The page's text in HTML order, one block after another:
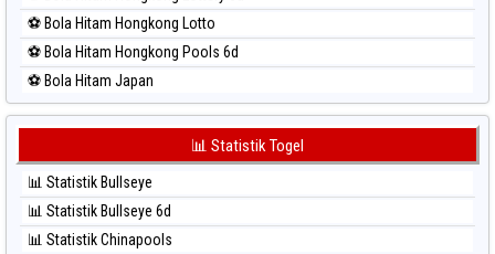
⚽ Bola Merah Sydney
⚽ Bola Merah Sydney Lottery
⚽ Bola Merah Sydney Lottery 6d
⚽ Bola Merah Sydney Lotto
⚽ Bola Merah Taiwan
⚽ Bola Hitam Hongkong Lotto
⚽ Bola Hitam Hongkong Pools 6d
⚽ Bola Hitam Japan
⚽ Bola Hitam Japan 6d
⚽ Bola Hitam Kuda Lari
⚽ Bola Hitam Magnum Cambodia
⚽ Bola Hitam Nagoya
📊 Statistik Togel
📊 Statistik Bullseye
📊 Statistik Bullseye 6d
📊 Statistik Chinapools